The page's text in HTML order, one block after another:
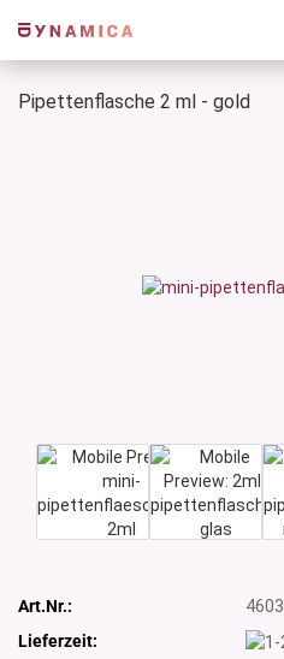
Pipettenflasche 2 ml - gold
Art.Nr.:
4603
Lieferzeit: